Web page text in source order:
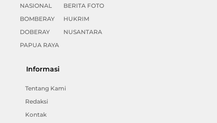
NASIONAL
BOMBERAY
DOBERAY
PAPUA RAYA
BERITA FOTO
HUKRIM
NUSANTARA
Informasi
Tentang Kami
Redaksi
Kontak